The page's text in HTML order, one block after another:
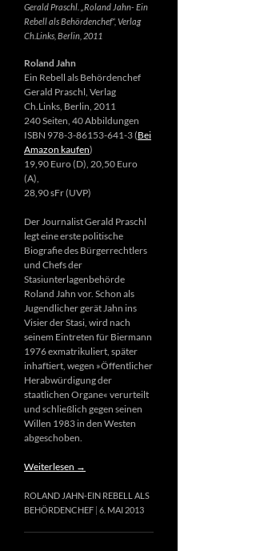
Gerald Praschl. „Roland Jahn- Ein
Rebell als Behördenchef“, Verlag
Ch.Links, Berlin, 2011
Roland Jahn
Ein Rebell als Behördenchef
Gerald Praschl, Verlag
Ch.Links, Berlin, 2011
240 Seiten, 40 Abbildungen
ISBN 978-3-86153-641-3 (Bei
Amazon kaufen)
19,90 Euro (D), 20,50 Euro
(A),
28,90 sFr (UVP)
Der Journalist Gerald Praschl
legt eine erste politische
Biografie des Bürgerrechtlers
und Chefs der
Stasiunterlagenbehörde
Roland Jahn vor. Schon als
Jugendlicher gerät Jahn ins
Visier der Stasi, wird nach
seinem Eintreten für Biermann
1976 exmatrikuliert, später
inhaftiert, wegen »Öffentlicher
Herabwürdigung der
staatlichen Organe« verurteilt
und schließlich gegen seinen
Willen 1983 in den Westen
abgeschoben.
Weiterlesen →
ROLAND JAHN-EIN REBELL ALS
BEHÖRDENCHEF 6. MAI 2013